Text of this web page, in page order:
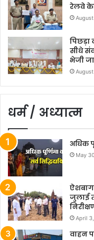
रेलवे
पिछड़ा
सीधे
भेजी
धर्म / अध्यात्म
अधिक
May
ऐशबाग
जुलाई
April
वाहन